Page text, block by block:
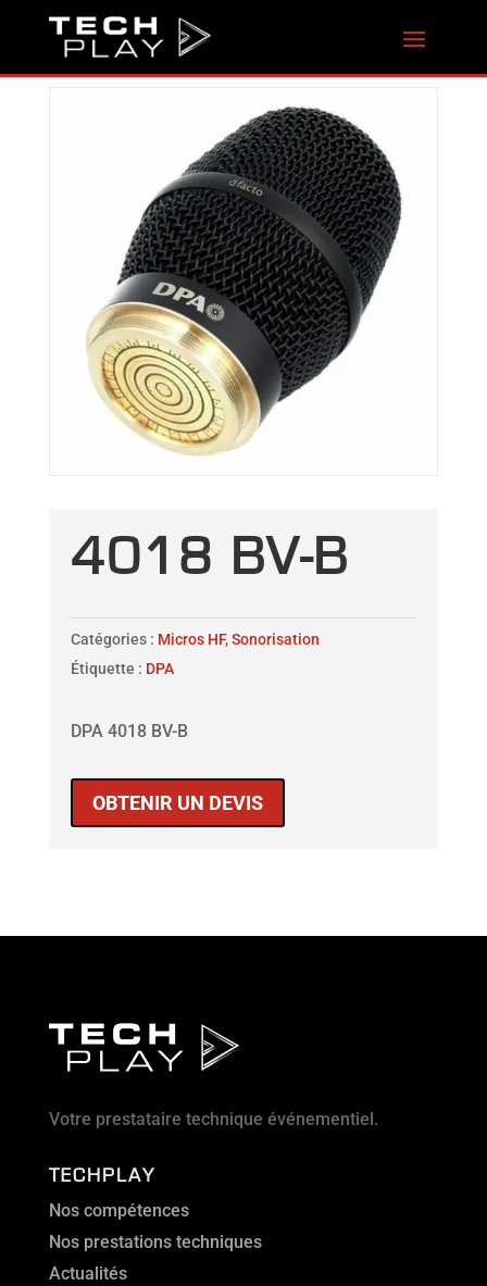
4018 BV-B
Catégories : Micros HF,Sonorisation
Étiquette : DPA
DPA 4018 BV-B
OBTENIR UN DEVIS
Votre prestataire technique événementiel.
TECHPLAY
Nos compétences
Nos prestations techniques
Actualités